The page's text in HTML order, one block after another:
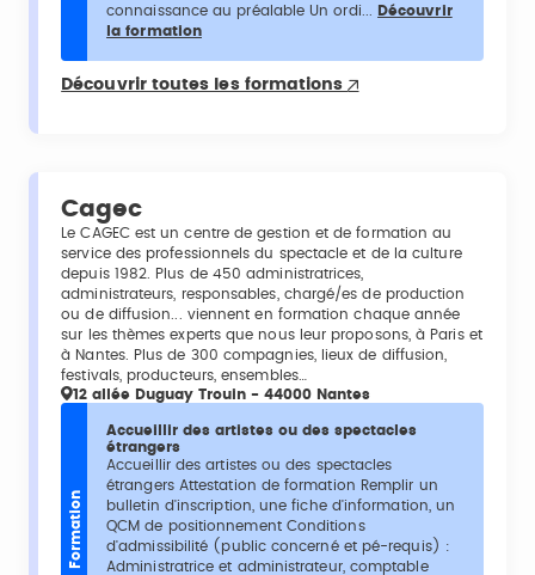
connaissance au préalable Un ordi...
Découvrir
la formation
Découvrir toutes les formations
Cagec
Le CAGEC est un centre de gestion et de formation au
service des professionnels du spectacle et de la culture
depuis 1982. Plus de 450 administratrices,
administrateurs, responsables, chargé/es de production
ou de diffusion... viennent en formation chaque année
sur les thèmes experts que nous leur proposons, à Paris et
à Nantes. Plus de 300 compagnies, lieux de diffusion,
festivals, producteurs, ensembles…
12 allée Duguay Trouin - 44000 Nantes
Formation
Accueillir des artistes ou des spectacles
étrangers
Accueillir des artistes ou des spectacles
étrangers Attestation de formation Remplir un
bulletin d'inscription, une fiche d'information, un
QCM de positionnement Conditions
d'admissibilité (public concerné et pé-requis) :
Administratrice et administrateur, comptable